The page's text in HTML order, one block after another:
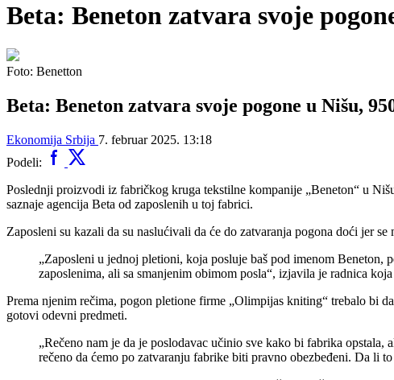
Beta: Beneton zatvara svoje
Foto: Benetton
Beta: Beneton zatvara svoje pogone u Nišu,
Ekonomija Srbija 7. februar 2025. 13:18
Podeli:
Poslednji proizvodi iz fabričkog kruga tekstilne kompanije „Beneton“ u
saznaje agencija Beta od zaposlenih u toj fabrici.
Zaposleni su kazali da su naslućivali da će do zatvaranja pogona doći jer
„Zaposleni u jednoj pletioni, koja posluje baš pod imenom Beneton,
zaposlenima, ali sa smanjenim obimom posla“, izjavila je radnica
Prema njenim rečima, pogon pletione firme „Olimpijas kniting“ trebalo bi
gotovi odevni predmeti.
„Rečeno nam je da je poslodavac učinio sve kako bi fabrika
rečeno da ćemo po zatvaranju fabrike biti pravno obezbeđeni. Da li